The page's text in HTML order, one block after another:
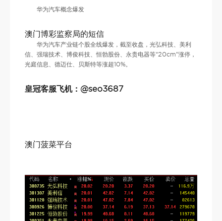
华为汽车概念爆发
澳门博彩监察局的短信
华为汽车产业链个股全线爆发，截至收盘，光弘科技、美利
信、强瑞技术、博俊科技、恒勃股份、永贵电器等“20cm”涨停，
光庭信息、德迈仕、贝斯特等涨超10%。
皇冠客服飞机：@seo3687
澳门菠菜平台